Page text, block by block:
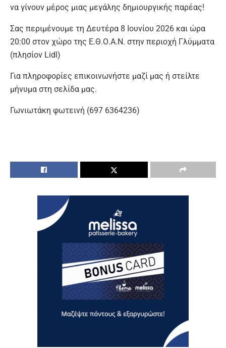
να γίνουν μέρος μιας μεγάλης δημιουργικής παρέας!
Σας περιμένουμε τη Δευτέρα 8 Ιουνίου 2026 και ώρα
20:00 στον χώρο της Ε.Θ.Ο.Α.Ν. στην περιοχή Γλύμματα
(πλησίον Lidl)
Για πληροφορίες επικοινωνήστε μαζί μας ή στείλτε
μήνυμα στη σελίδα μας.
Γωνιωτάκη φωτεινή (697 6364236)